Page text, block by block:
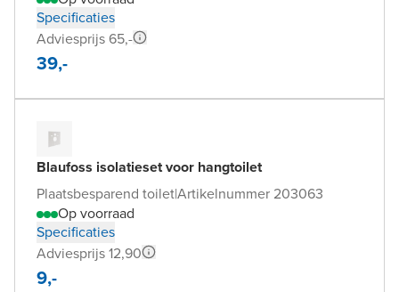
Specificaties
Adviesprijs 65,-
39,-
Blaufoss isolatieset voor hangtoilet
Plaatsbesparend toilet|Artikelnummer 203063
Op voorraad
Specificaties
Adviesprijs 12,90
9,-